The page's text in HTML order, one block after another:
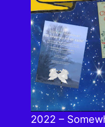
2022 –